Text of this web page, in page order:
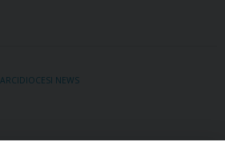
una
ARCIDIOCESI NEWS